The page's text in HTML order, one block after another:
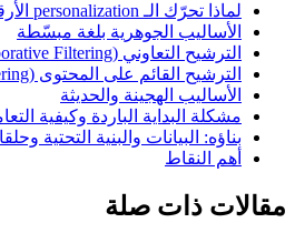
لماذا تحرّك الـ personalization الأرقام
الأساليب الجوهرية بلغة مبسّطة
الترشيح التعاوني (Collaborative Filtering)
الترشيح القائم على المحتوى (Content-Based Filtering)
الأساليب الهجينة والحديثة
مشكلة البداية الباردة وكيفية
بناؤه: البيانات والبنية التحتية
أهم النقاط
مقالات ذات صلة